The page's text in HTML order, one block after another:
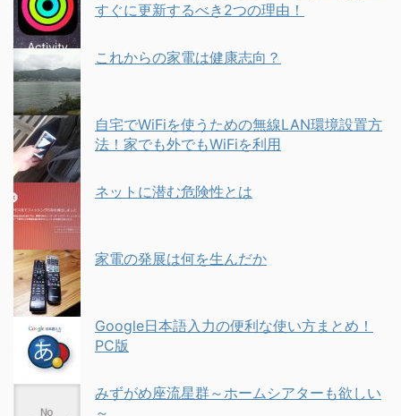
すぐに更新するべき2つの理由！
これからの家電は健康志向？
自宅でWiFiを使うための無線LAN環境設置方
法！家でも外でもWiFiを利用
ネットに潜む危険性とは
家電の発展は何を生んだか
Google日本語入力の便利な使い方まとめ！
PC版
みずがめ座流星群～ホームシアターも欲しい
～